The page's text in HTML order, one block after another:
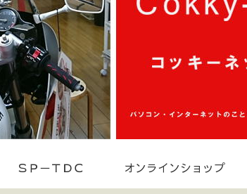
ＳＰ－ＴＤＣ オンラインショップ